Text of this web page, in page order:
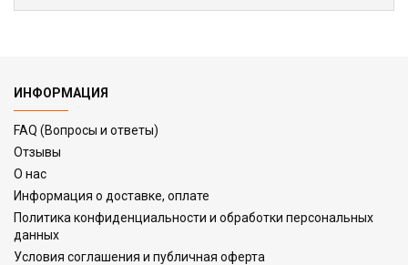
ИНФОРМАЦИЯ
FAQ (Вопросы и ответы)
Отзывы
О нас
Информация о доставке, оплате
Политика конфиденциальности и обработки персональных
данных
Условия соглашения и публичная оферта